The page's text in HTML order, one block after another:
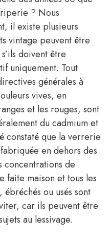
? Nous
il existe plusieurs
vintage peuvent être
doivent être
uniquement. Tout
générales à
vives, en
et les rouges, sont
du cadmium et
constaté que la verrerie
en dehors des
concentrations de
faite maison et tous les
ou usés sont
car ils peuvent être
au lessivage.